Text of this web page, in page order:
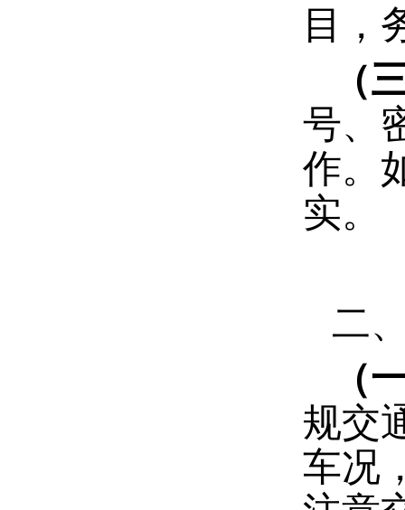
目，
（
号、
作。
实。
二
（
规交
车况